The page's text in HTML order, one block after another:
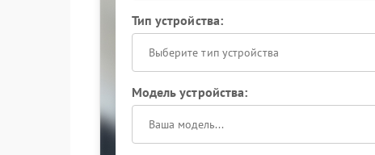
Тип устройства:
Выберите тип устройства
Модель устройства: